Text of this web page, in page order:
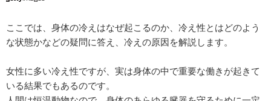
ここでは、身体の冷えはなぜ起こるのか、冷え性とはどのよう
な状態かなどの疑問に答え、冷えの原因を解説します。
女性に多い冷え性ですが、実は身体の中で重要な働きが起きて
いる結果でもあるのです。